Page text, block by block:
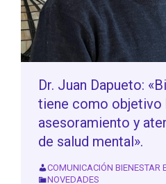
Dr. Juan Dapueto:
tiene como objetivo
asesoramiento y
de salud mental».
COMUNICACIÓN BIENESTAR
NOVEDADES